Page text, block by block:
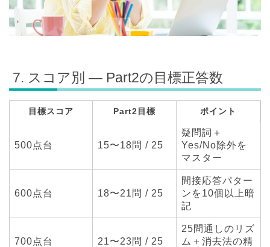
7. スコア別 — Part2の目標正答数
目標スコア Part2目標 ポイント
500点台 15〜18問 / 25
疑問詞＋
Yes/No除外を
マスター
600点台 18〜21問 / 25
間接応答パター
ンを10個以上暗
記
700点台 21〜23問 / 25
25問通しのリズ
ム＋消去法の精